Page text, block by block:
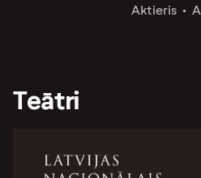
Aktieris
Teātri